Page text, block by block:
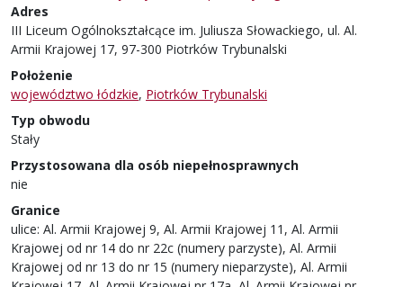
Adres
III Liceum Ogólnokształcące im. Juliusza Słowackiego, ul. Al.
Armii Krajowej 17, 97-300 Piotrków Trybunalski
Położenie
województwo łódzkie, Piotrków Trybunalski
Typ obwodu
Stały
Przystosowana dla osób niepełnosprawnych
nie
Granice
ulice: Al. Armii Krajowej 9, Al. Armii Krajowej 11, Al. Armii
Krajowej od nr 14 do nr 22c (numery parzyste), Al. Armii
Krajowej od nr 13 do nr 15 (numery nieparzyste), Al. Armii